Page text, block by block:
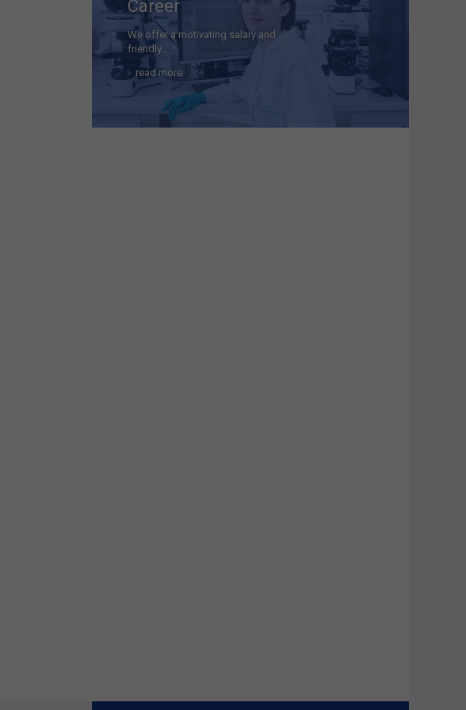
Career
We offer a motivating salary and
friendly…
read more